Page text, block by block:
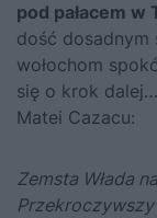
pod pałacem w
dość dosadnym
wołochom
się o krok
Matei Cazacu:
Zemsta Włada